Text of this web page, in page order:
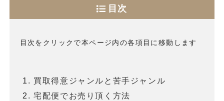
目次
目次をクリックで本ページ内の各項目に移動します
買取得意ジャンルと苦手ジャンル
宅配便でお売り頂く方法